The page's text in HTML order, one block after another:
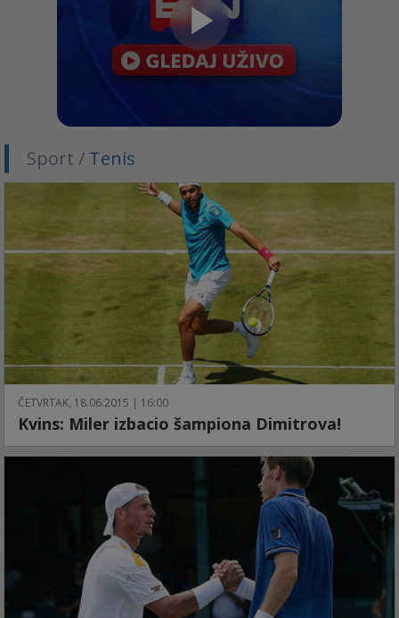
Sport / Tenis
ČETVRTAK, 18.06.2015 | 16:00
Kvins: Miler izbacio šampiona Dimitrova!